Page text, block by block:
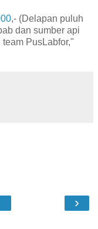
,- (Delapan puluh
dan sumber api
PusLabfor,"
›